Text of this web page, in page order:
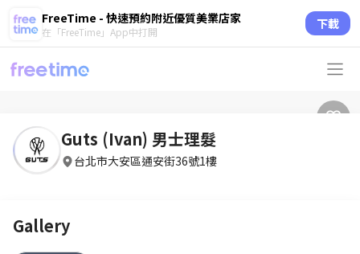
FreeTime - 快速預約附近優質美業店家
在「FreeTime」App中打開 下載
Guts (Ivan) 男士理髮
台北市大安區通安街36號1樓
Gallery